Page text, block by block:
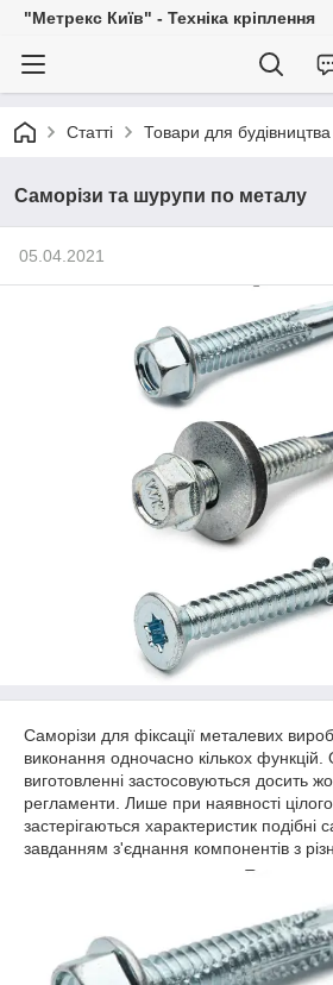
"Метрекс Київ" - Техніка кріплення
Статті Товари для будівництва
Саморізи та шурупи по металу
05.04.2021
Саморізи для фіксації металевих
виконання одночасно кількох
виготовленні застосовуються досить
регламенти. Лише при наявності
застерігаються характеристик подібні
завданням з'єднання компонентів з